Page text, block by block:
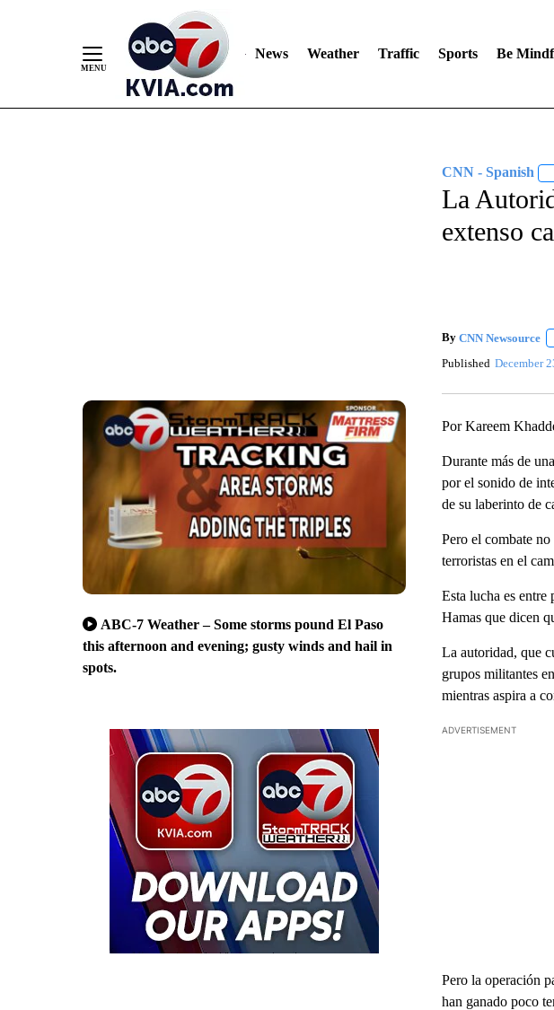
News Weather Traffic Sports Be
ABC-7 Weather – Some storms pound El Paso
this afternoon and evening; gusty winds and hail in
spots.
CNN - Spanish
La
extenso
By CNN Newsource
Published December
Por Kareem
Durante más de
por el sonido de
de su laberinto de
Pero el combate
terroristas en el
Esta lucha es entre
Hamas que dicen
La autoridad, que
grupos militantes
mientras aspira a
ADVERTISEMENT
Pero la operación
han ganado poco